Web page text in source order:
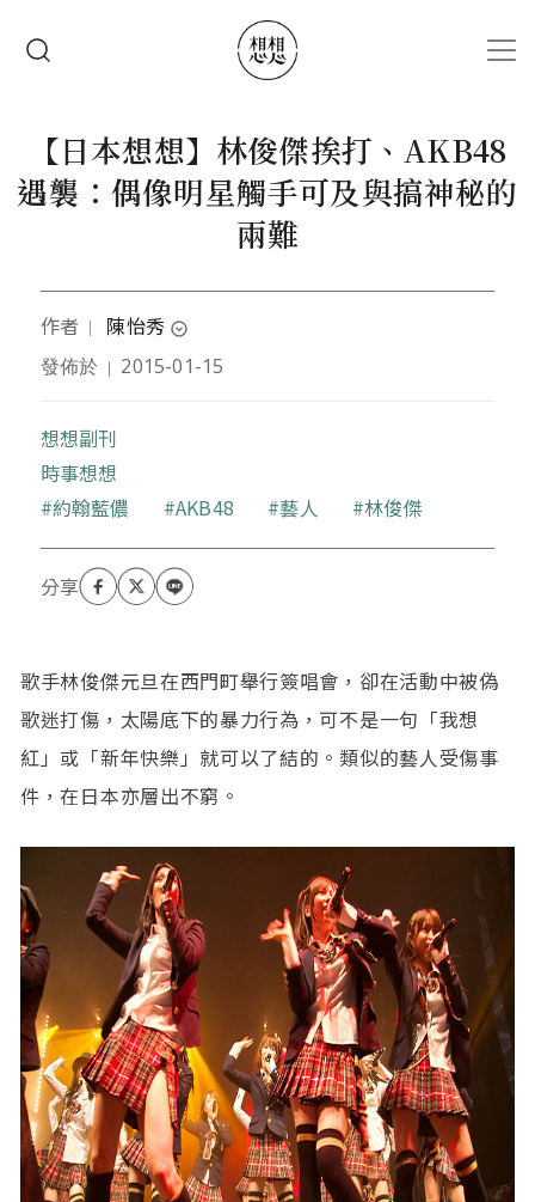
【日本想想】林俊傑挨打、AKB48
遇襲：偶像明星觸手可及與搞神秘的
兩難
作者 ｜ 陳怡秀 expand_circle_down
曾任影音記者、文字記者，現暫居日本，立志以浪漫
發佈於 ｜ 2015-01-15
想想副刊
時事想想
關鍵字
約翰藍儂 AKB48 藝人 林俊傑
歌手林俊傑元旦在西門町舉行簽唱會，卻在活動中被偽
歌迷打傷，太陽底下的暴力行為，可不是一句「我想
紅」或「新年快樂」就可以了結的。類似的藝人受傷事
件，在日本亦層出不窮。